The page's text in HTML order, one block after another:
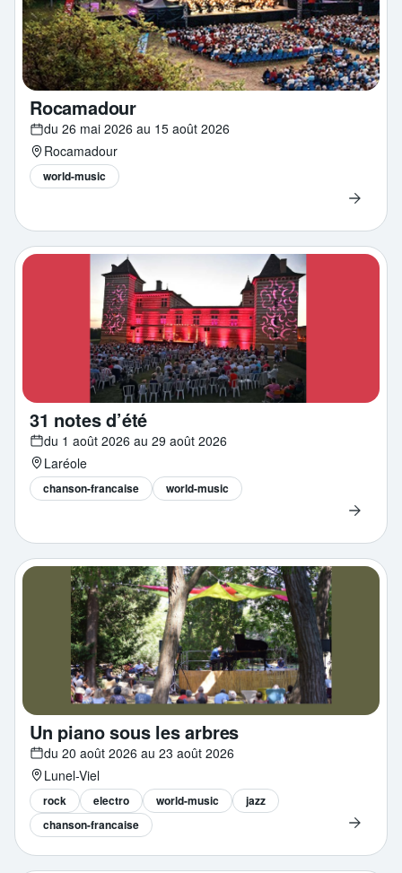
Rocamadour
du 26 mai 2026 au 15 août 2026
Rocamadour
world-music
31 notes d’été
du 1 août 2026 au 29 août 2026
Laréole
chanson-francaise world-music
Un piano sous les arbres
du 20 août 2026 au 23 août 2026
Lunel-Viel
rock electro world-music
jazz
chanson-francaise